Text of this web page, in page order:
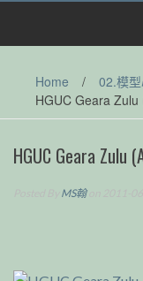
Home / 02.模
HGUC Geara
HGUC Geara Zulu
MS翰on 2011-